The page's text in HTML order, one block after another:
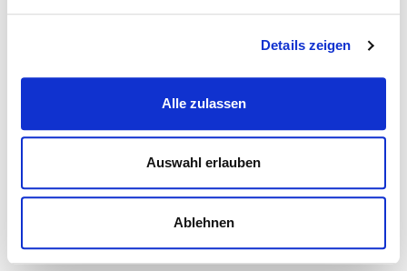
Details zeigen
Alle zulassen
Auswahl erlauben
Ablehnen